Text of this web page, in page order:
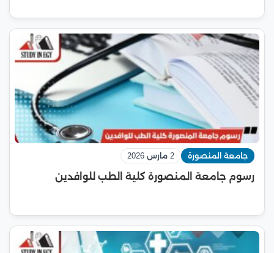
جامعة المنصورة 2 مارس 2026
رسوم جامعة المنصورة كلية الطب للوافدين